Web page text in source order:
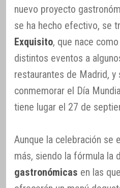
nuevo proyecto
se ha hecho efectivo, se
Exquisito, que nace
distintos eventos a
restaurantes de Madrid, y
conmemorar el Día
tiene lugar el 27 de
Aunque la celebración se
más, siendo la fórmula la
gastronómicas en las